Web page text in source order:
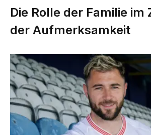
Die Rolle der Familie im
der Aufmerksamkeit